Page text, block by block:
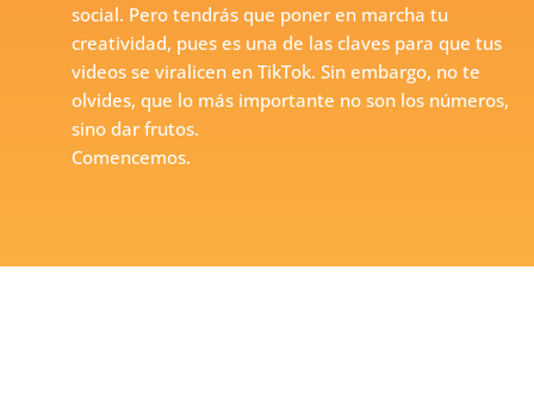
social. Pero tendrás que poner en marcha tu
creatividad, pues es una de las claves para que tus
videos se viralicen en TikTok. Sin embargo, no te
olvides, que lo más importante no son los números,
sino dar frutos.
Comencemos.